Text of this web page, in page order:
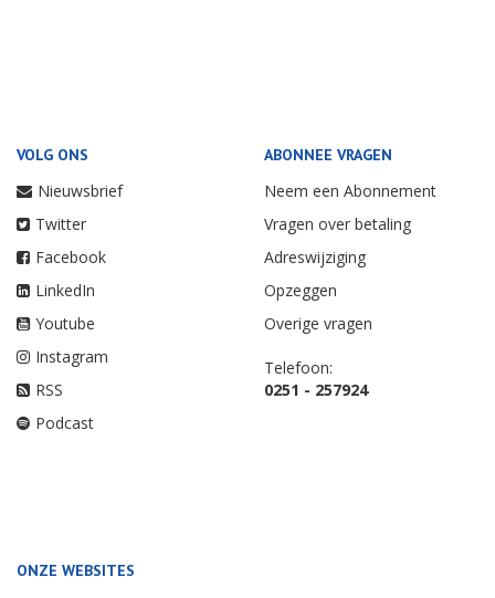
VOLG ONS
Nieuwsbrief
Twitter
Facebook
LinkedIn
Youtube
Instagram
RSS
Podcast
ABONNEE VRAGEN
Neem een Abonnement
Vragen over betaling
Adreswijziging
Opzeggen
Overige vragen
Telefoon:
0251 - 257924
ONZE WEBSITES